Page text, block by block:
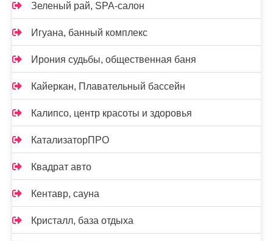
Зеленый рай, SPA-салон
Игуана, банный комплекс
Ирония судьбы, общественная баня
Кайеркан, Плавательный бассейн
Калипсо, центр красоты и здоровья
КатализаторПРО
Квадрат авто
Кентавр, сауна
Кристалл, база отдыха